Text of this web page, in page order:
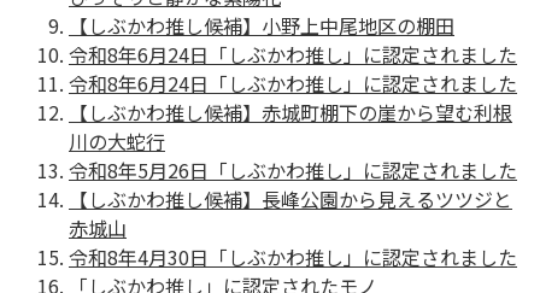
【しぶかわ推し候補】小野上中尾地区の棚田
令和8年6月24日「しぶかわ推し」に認定されました
令和8年6月24日「しぶかわ推し」に認定されました
【しぶかわ推し候補】⾚城町棚下の崖から望む利根
川の大蛇行
令和8年5月26日「しぶかわ推し」に認定されました
【しぶかわ推し候補】⻑峰公園から⾒えるツツジと
⾚城⼭
令和8年4月30日「しぶかわ推し」に認定されました
「しぶかわ推し」に認定されたモノ